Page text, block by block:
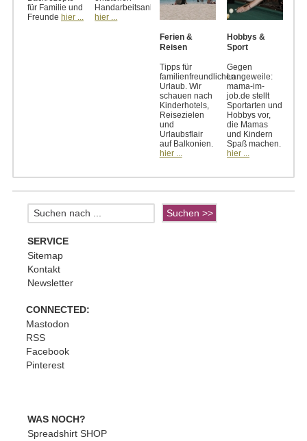
für Familie und
Freunde hier ...
Handarbeitsanleitungen
hier ...
Ferien &
Reisen
Tipps für
familienfreundlichen
Urlaub. Wir
schauen nach
Kinderhotels,
Reisezielen
und
Urlaubsflair
auf Balkonien.
hier ...
Hobbys &
Sport
Gegen
Langeweile:
mama-im-
job.de stellt
Sportarten und
Hobbys vor,
die Mamas
und Kindern
Spaß machen.
hier ...
SERVICE
Sitemap
Kontakt
Newsletter
CONNECTED:
Mastodon
RSS
Facebook
Pinterest
WAS NOCH?
Spreadshirt SHOP